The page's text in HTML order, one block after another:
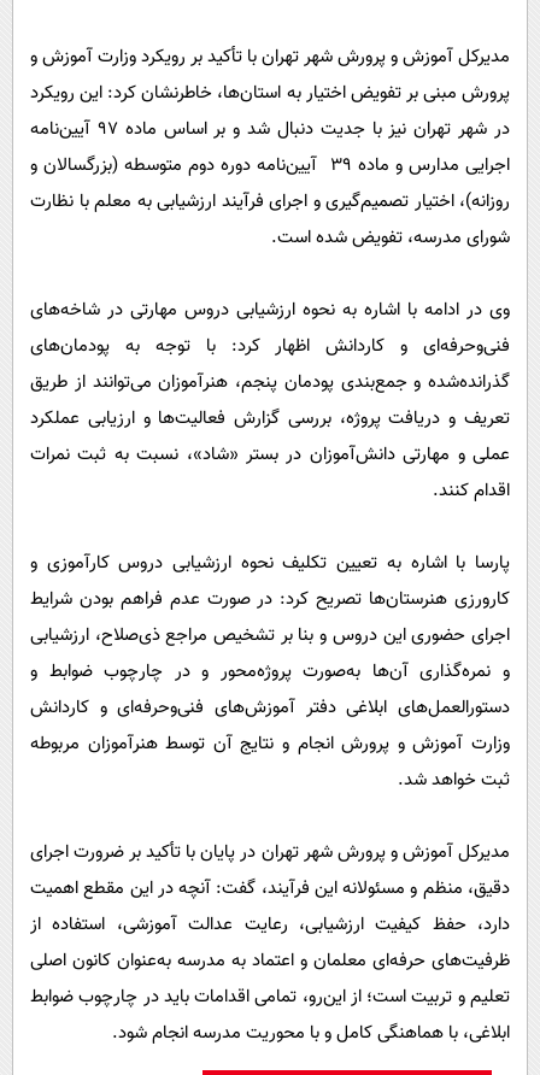
مدیرکل آموزش و پرورش شهر تهران با تأکید بر رویکرد وزارت آموزش و
پرورش مبنی بر تفویض اختیار به استان‌ها، خاطرنشان کرد: این رویکرد
در شهر تهران نیز با جدیت دنبال شد و بر اساس ماده ۹۷ آیین‌نامه
اجرایی مدارس و ماده ۳۹ آیین‌نامه دوره دوم متوسطه (بزرگسالان‌ و
روزانه)، اختیار تصمیم‌گیری و اجرای فرآیند ارزشیابی به معلم با نظارت
شورای مدرسه، تفویض شده است.
وی در ادامه با اشاره به نحوه ارزشیابی دروس مهارتی در شاخه‌های
فنی‌وحرفه‌ای و کاردانش اظهار کرد: با توجه به پودمان‌های
گذرانده‌شده و جمع‌بندی پودمان پنجم، هنرآموزان می‌توانند از طریق
تعریف و دریافت پروژه، بررسی گزارش فعالیت‌ها و ارزیابی عملکرد
عملی و مهارتی دانش‌آموزان در بستر «شاد»، نسبت به ثبت نمرات
اقدام کنند.
پارسا با اشاره به تعیین تکلیف نحوه ارزشیابی دروس کارآموزی و
کارورزی هنرستان‌ها تصریح کرد: در صورت عدم فراهم بودن شرایط
اجرای حضوری این دروس و بنا بر تشخیص مراجع ذی‌صلاح، ارزشیابی
و نمره‌گذاری آن‌ها به‌صورت پروژه‌محور و در چارچوب ضوابط و
دستورالعمل‌های ابلاغی دفتر آموزش‌های فنی‌وحرفه‌ای و کاردانش
وزارت آموزش و پرورش انجام و نتایج آن توسط هنرآموزان مربوطه
ثبت خواهد شد.
مدیرکل آموزش و پرورش شهر تهران در پایان با تأکید بر ضرورت اجرای
دقیق، منظم و مسئولانه این فرآیند، گفت: آنچه در این مقطع اهمیت
دارد، حفظ کیفیت ارزشیابی، رعایت عدالت آموزشی، استفاده از
ظرفیت‌های حرفه‌ای معلمان و اعتماد به مدرسه به‌عنوان کانون اصلی
تعلیم و تربیت است؛ از این‌رو، تمامی اقدامات باید در چارچوب ضوابط
ابلاغی، با هماهنگی کامل و با محوریت مدرسه انجام شود.